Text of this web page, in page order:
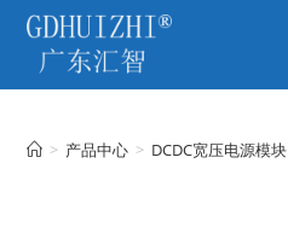
> 产品中心 > DCDC宽压电源模块